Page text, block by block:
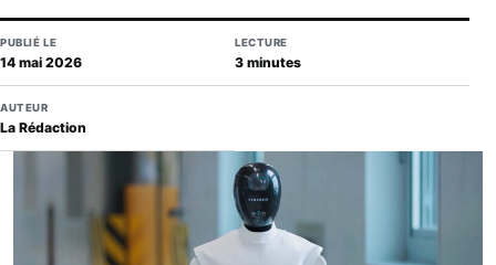
PUBLIÉ LE
14 mai 2026
LECTURE
3 minutes
AUTEUR
La Rédaction